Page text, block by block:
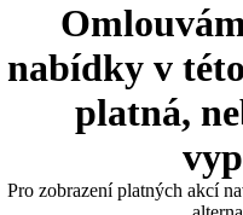
nabídky v
platná,
Pro zobrazení platných akcí